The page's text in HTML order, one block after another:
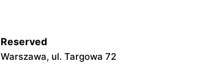
Reserved
Warszawa, ul. Targowa 72